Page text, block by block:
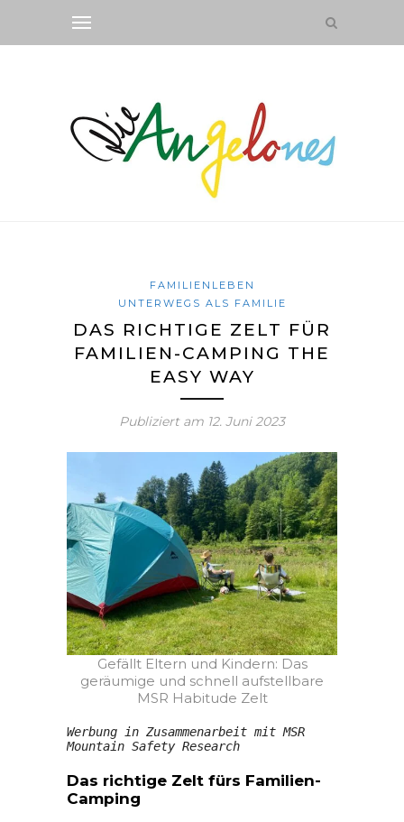
FAMILIENLEBEN
UNTERWEGS ALS FAMILIE
DAS RICHTIGE ZELT FÜR
FAMILIEN-CAMPING THE
EASY WAY
Publiziert am 12. Juni 2023
Gefällt Eltern und Kindern: Das
geräumige und schnell aufstellbare
MSR Habitude Zelt
Werbung in Zusammenarbeit mit MSR
Mountain Safety Research
Das richtige Zelt fürs Familien-
Camping